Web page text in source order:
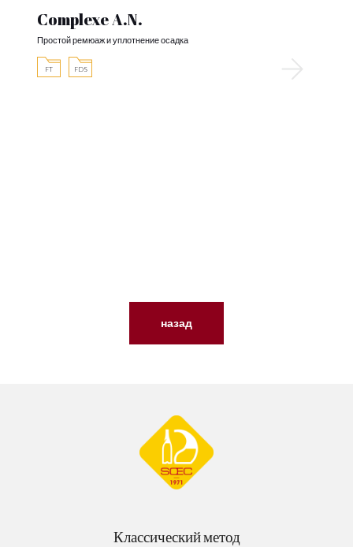
Complexe A.N.
Простой ремюаж и уплотнение осадка
FT FDS
назад
Классический метод